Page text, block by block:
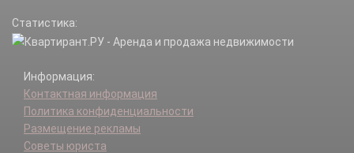
Статистика:
Информация:
Контактная информация
Политика конфиденциальности
Размещение рекламы
Советы юриста